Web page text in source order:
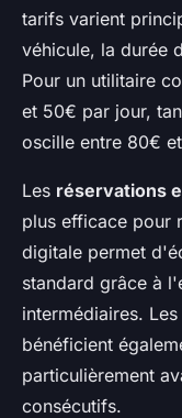
tarifs varient
véhicule, la durée
Pour un utilitaire
et 50€ par jour,
oscille entre 80€
Les réservations
plus efficace pour
digitale permet
standard grâce à
intermédiaires.
bénéficient
particulièrement
consécutifs.